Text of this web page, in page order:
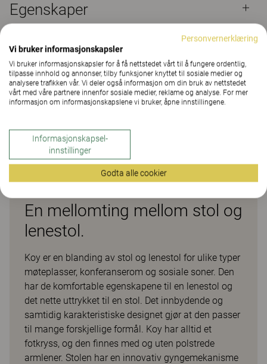
Egenskaper
Material(195)
Downloads (6)
Sertifikat (2)
En mellomting mellom stol og
lenestol.
Koy er en blanding av stol og lenestol for ulike typer
møteplasser, konferanserom og sosiale soner. Den
har de komfortable egenskapene til en lenestol og
det nette uttrykket til en stol. Det innbydende og
samtidig karakteristiske designet gjør at den passer
til mange forskjellige formål. Koy har alltid et
fotkryss, og den finnes med og uten polstrede
armlener. Stolen har en innovativ gyngemekanisme
Personvernerklæring
Vi bruker informasjonskapsler
Vi bruker informasjonskapsler for å få nettstedet vårt til å fungere ordentlig,
tilpasse innhold og annonser, tilby funksjoner knyttet til sosiale medier og
analysere trafikken vår. Vi deler også informasjon om din bruk av nettstedet
vårt med våre partnere innenfor sosiale medier, reklame og analyse. For mer
informasjon om informasjonskapslene vi bruker, åpne innstillingene.
Informasjonskapsel-
innstillinger
Godta alle cookier